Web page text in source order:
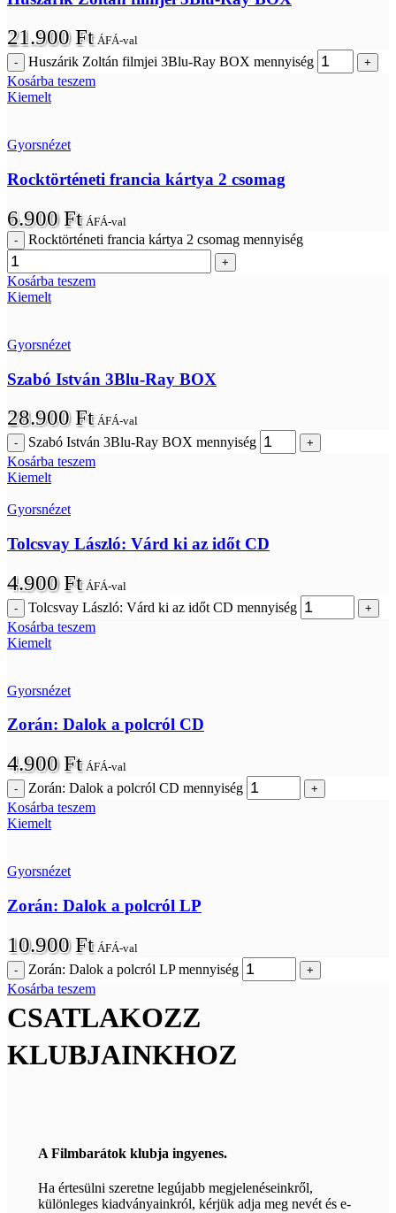
21.900Ft ÁFÁ-val
Huszárik Zoltán filmjei 3Blu-Ray BOX mennyiség
Kosárba teszem
Kiemelt
Gyorsnézet
Rocktörténeti francia kártya 2 csomag
6.900Ft ÁFÁ-val
Rocktörténeti francia kártya 2 csomag mennyiség
Kosárba teszem
Kiemelt
Gyorsnézet
Szabó István 3Blu-Ray BOX
28.900Ft ÁFÁ-val
Szabó István 3Blu-Ray BOX mennyiség
Kosárba teszem
Kiemelt
Gyorsnézet
Tolcsvay László: Várd ki az időt CD
4.900Ft ÁFÁ-val
Tolcsvay László: Várd ki az időt CD mennyiség
Kosárba teszem
Kiemelt
Gyorsnézet
Zorán: Dalok a polcról CD
4.900Ft ÁFÁ-val
Zorán: Dalok a polcról CD mennyiség
Kosárba teszem
Kiemelt
Gyorsnézet
Zorán: Dalok a polcról LP
10.900Ft ÁFÁ-val
Zorán: Dalok a polcról LP mennyiség
Kosárba teszem
CSATLAKOZZ
KLUBJAINKHOZ
A Filmbarátok klubja ingyenes.
Ha értesülni szeretne legújabb megjelenéseinkről,
különleges kiadványainkról, kérjük adja meg nevét és e-